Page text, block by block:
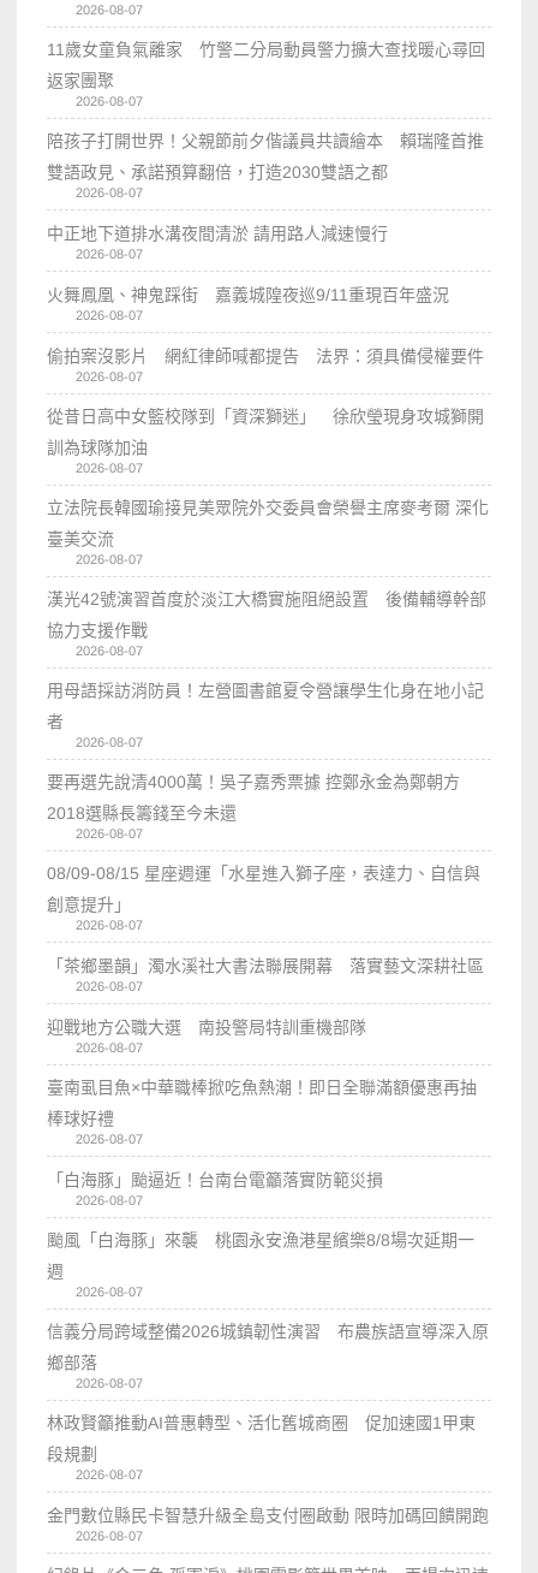
2026-08-07
11歲女童負氣離家 竹警二分局動員警力擴大查找暖心尋回
返家團聚
2026-08-07
陪孩子打開世界！父親節前夕偕議員共讀繪本 賴瑞隆首推
雙語政見、承諾預算翻倍，打造2030雙語之都
2026-08-07
中正地下道排水溝夜間清淤 請用路人減速慢行
2026-08-07
火舞鳳凰、神鬼踩街 嘉義城隍夜巡9/11重現百年盛況
2026-08-07
偷拍案沒影片 網紅律師喊都提告 法界：須具備侵權要件
2026-08-07
從昔日高中女籃校隊到「資深獅迷」 徐欣瑩現身攻城獅開
訓為球隊加油
2026-08-07
立法院長韓國瑜接見美眾院外交委員會榮譽主席麥考爾 深化
臺美交流
2026-08-07
漢光42號演習首度於淡江大橋實施阻絕設置 後備輔導幹部
協力支援作戰
2026-08-07
用母語採訪消防員！左營圖書館夏令營讓學生化身在地小記
者
2026-08-07
要再選先說清4000萬！吳子嘉秀票據 控鄭永金為鄭朝方
2018選縣長籌錢至今未還
2026-08-07
08/09-08/15 星座週運「水星進入獅子座，表達力、自信與
創意提升」
2026-08-07
「茶鄉墨韻」濁水溪社大書法聯展開幕 落實藝文深耕社區
2026-08-07
迎戰地方公職大選 南投警局特訓重機部隊
2026-08-07
臺南虱目魚×中華職棒掀吃魚熱潮！即日全聯滿額優惠再抽
棒球好禮
2026-08-07
「白海豚」颱逼近！台南台電籲落實防範災損
2026-08-07
颱風「白海豚」來襲 桃園永安漁港星繽樂8/8場次延期一
週
2026-08-07
信義分局跨域整備2026城鎮韌性演習 布農族語宣導深入原
鄉部落
2026-08-07
林政賢籲推動AI普惠轉型、活化舊城商圈 促加速國1甲東
段規劃
2026-08-07
金門數位縣民卡智慧升級全島支付圈啟動 限時加碼回饋開跑
2026-08-07